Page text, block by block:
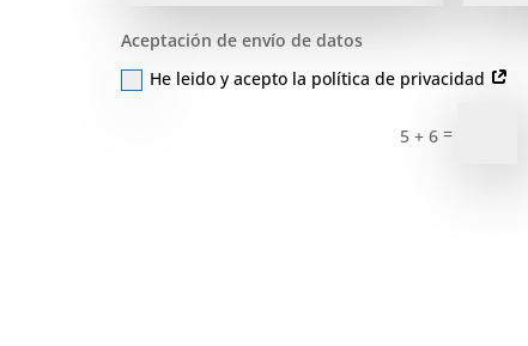
Aceptación de envío de datos
He leido y acepto la política de privacidad
5 + 6=